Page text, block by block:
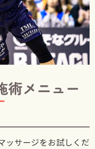
術メニュー
ッサージをお試しくだ